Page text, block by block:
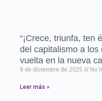
“¡Crece, triunfa, ten
del capitalismo a los
vuelta en la nueva
9 de diciembre de 2025 No
Leer más »